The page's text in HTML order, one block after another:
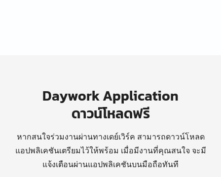
Daywork Application
ดาวน์โหลดฟรี
หากสนใจร่วมงานผ่านทางเดย์เวิร์ค สามารถดาวน์โหลด
แอปพลิเคชันเตรียมไว้ให้พร้อม เมื่อมีงานที่คุณสนใจ จะมี
แจ้งเตือนผ่านแอปพลิเคชันบนมือถือทันที